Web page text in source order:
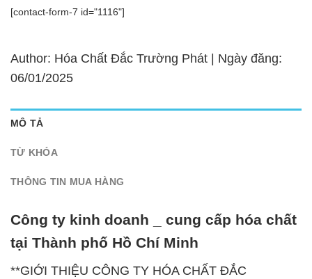
[contact-form-7 id="1116"]
Author: Hóa Chất Đắc Trường Phát | Ngày đăng:
06/01/2025
MÔ TẢ
TỪ KHÓA
THÔNG TIN MUA HÀNG
Công ty kinh doanh _ cung cấp hóa chất
tại Thành phố Hồ Chí Minh
**GIỚI THIỆU CÔNG TY HÓA CHẤT ĐẮC